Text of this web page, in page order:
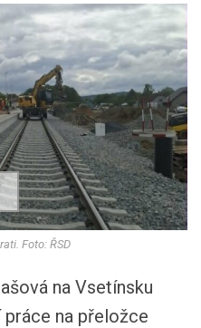
Foto: ŘSD
na Vsetínsku
na přeložce